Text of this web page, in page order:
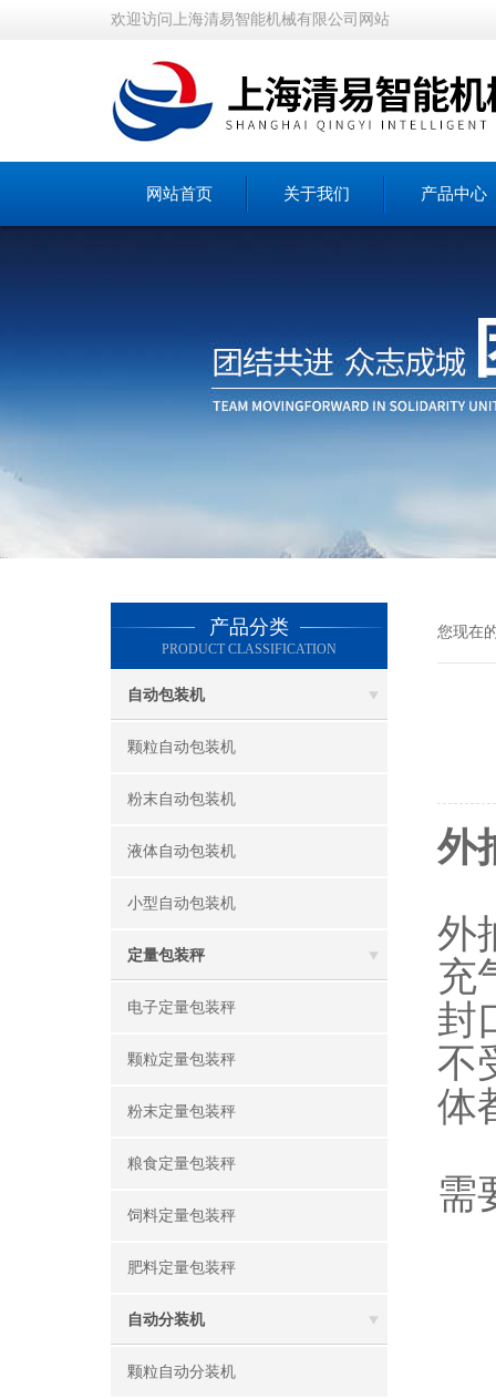
欢迎访问上海清易智能机械有限公司网站
网站首页 关于我们 产品中心
产品分类
PRODUCT CLASSIFICATION
自动包装机
颗粒自动包装机
粉末自动包装机
液体自动包装机
小型自动包装机
定量包装秤
电子定量包装秤
颗粒定量包装秤
粉末定量包装秤
粮食定量包装秤
饲料定量包装秤
肥料定量包装秤
自动分装机
颗粒自动分装机
您现在
外
外
充
封
不
体
需